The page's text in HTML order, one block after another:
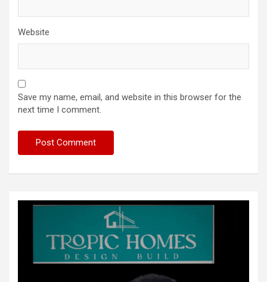
Website
Save my name, email, and website in this browser for the
next time I comment.